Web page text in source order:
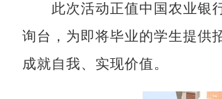
此次活动正值中国农业银行
询台，为即将毕业的学生提供
成就自我、实现价值。